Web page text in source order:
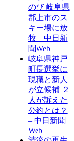
のび 岐阜県
郡上市のス
キー場に放
牧 – 中日新
聞Web
岐阜県神戸
町長選挙に
現職と新人
が立候補 ２
人が訴えた
公約とは？
– 中日新聞
Web